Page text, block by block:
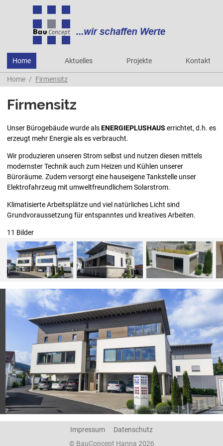
Home Aktuelles Projekte Kontakt
Home Firmensitz
Firmensitz
Unser Bürogebäude wurde alsENERGIEPLUSHAUS errichtet, d.h. es
erzeugt mehr Energie als es verbraucht.
Wir produzieren unseren Strom selbst und nutzen diesen mittels
modernster Technik auch zum Heizen und Kühlen unserer
Büroräume. Zudem versorgt eine hauseigene Tankstelle unser
Elektrofahrzeug mit umweltfreundlichem Solarstrom.
Klimatisierte Arbeitsplätze und viel natürliches Licht sind
Grundvoraussetzung für entspanntes und kreatives Arbeiten.
11 Bilder
Impressum
Datenschutz
© BauConcept Hanna 2026